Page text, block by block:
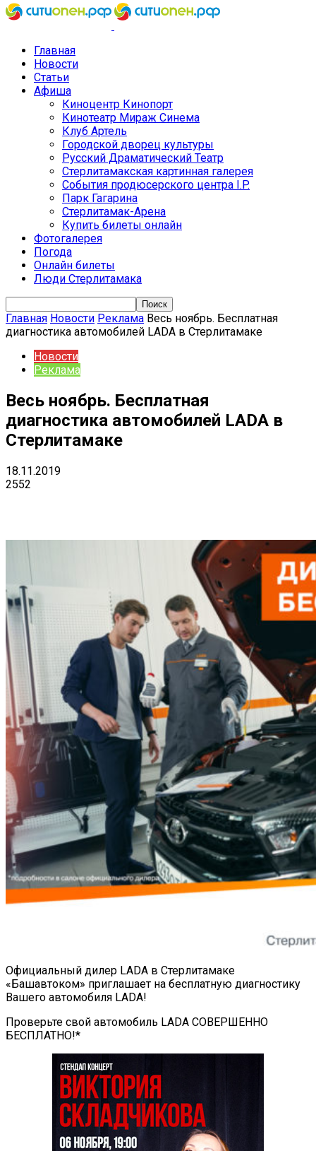
Главная
Новости
Статьи
Афиша
Киноцентр Кинопорт
Кинотеатр Мираж Синема
Клуб Артель
Городской дворец культуры
Русский Драматический Театр
Стерлитамакская картинная галерея
События продюсерского центра I.P.
Парк Гагарина
Стерлитамак-Арена
Купить билеты онлайн
Фотогалерея
Погода
Онлайн билеты
Люди Стерлитамака
Главная Новости Реклама Весь ноябрь. Бесплатная
диагностика автомобилей LADA в Стерлитамаке
Новости
Реклама
Весь ноябрь. Бесплатная
диагностика автомобилей LADA в
Стерлитамаке
18.11.2019
2552
Официальный дилер LADA в Стерлитамаке
«Башавтоком» приглашает на бесплатную диагностику
Вашего автомобиля LADA!
Проверьте свой автомобиль LADA СОВЕРШЕННО
БЕСПЛАТНО!*